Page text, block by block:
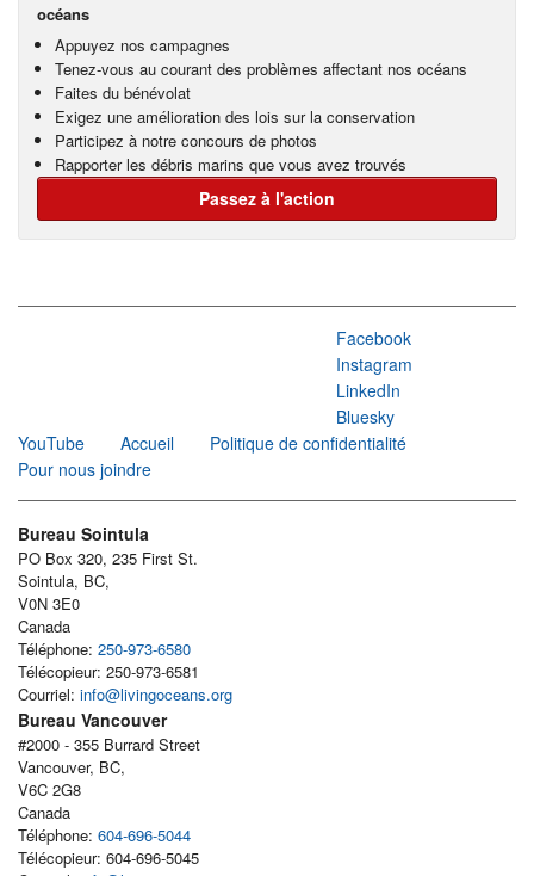
océans
Appuyez nos campagnes
Tenez-vous au courant des problèmes affectant nos océans
Faites du bénévolat
Exigez une amélioration des lois sur la conservation
Participez à notre concours de photos
Rapporter les débris marins que vous avez trouvés
Passez à l'action
Facebook
Instagram
LinkedIn
Bluesky
YouTube
Accueil
Politique de confidentialité
Pour nous joindre
Bureau Sointula
PO Box 320, 235 First St.
Sointula, BC,
V0N 3E0
Canada
Téléphone: 250-973-6580
Télécopieur: 250-973-6581
Courriel: info@livingoceans.org
Bureau Vancouver
#2000 - 355 Burrard Street
Vancouver, BC,
V6C 2G8
Canada
Téléphone: 604-696-5044
Télécopieur: 604-696-5045